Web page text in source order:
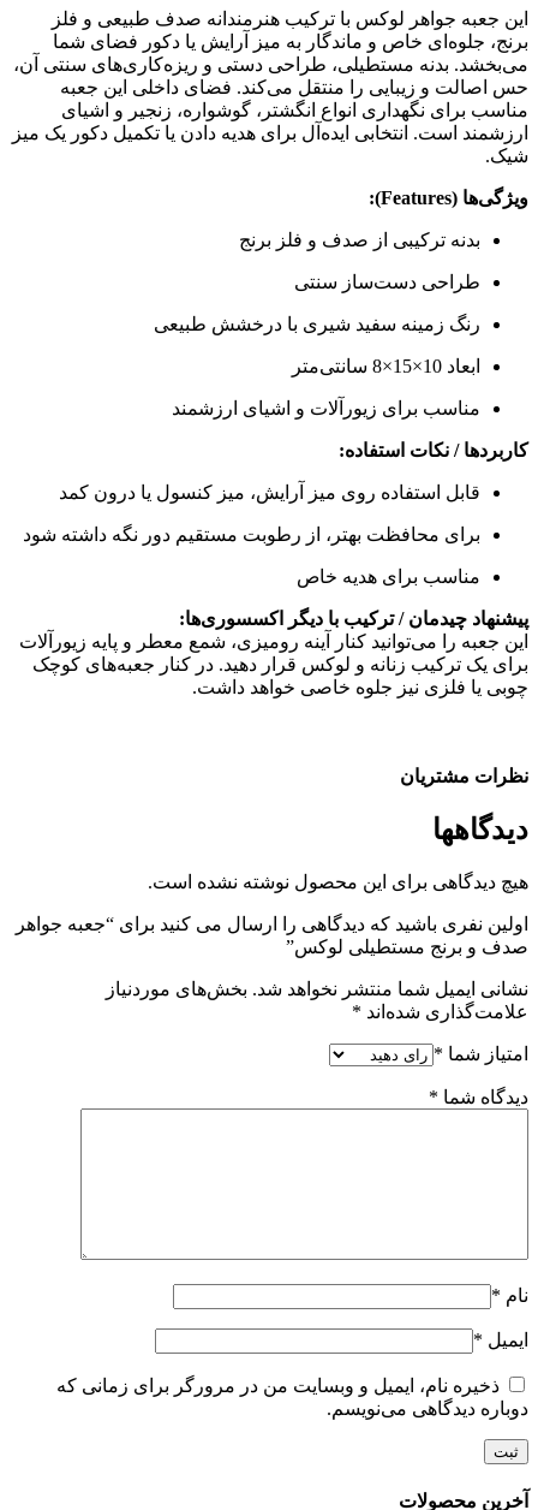
این جعبه جواهر لوکس با ترکیب هنرمندانه صدف طبیعی و فلز
برنج، جلوه‌ای خاص و ماندگار به میز آرایش یا دکور فضای شما
می‌بخشد. بدنه مستطیلی، طراحی دستی و ریزه‌کاری‌های سنتی آن،
حس اصالت و زیبایی را منتقل می‌کند. فضای داخلی این جعبه
مناسب برای نگهداری انواع انگشتر، گوشواره، زنجیر و اشیای
ارزشمند است. انتخابی ایده‌آل برای هدیه دادن یا تکمیل دکور یک میز
شیک.
ویژگی‌ها (Features):
بدنه ترکیبی از صدف و فلز برنج
طراحی دست‌ساز سنتی
رنگ زمینه سفید شیری با درخشش طبیعی
ابعاد 10×15×8 سانتی‌متر
مناسب برای زیورآلات و اشیای ارزشمند
کاربردها / نکات استفاده:
قابل استفاده روی میز آرایش، میز کنسول یا درون کمد
برای محافظت بهتر، از رطوبت مستقیم دور نگه داشته شود
مناسب برای هدیه خاص
پیشنهاد چیدمان / ترکیب با دیگر اکسسوری‌ها:
این جعبه را می‌توانید کنار آینه رومیزی، شمع معطر و پایه زیورآلات
برای یک ترکیب زنانه و لوکس قرار دهید. در کنار جعبه‌های کوچک
چوبی یا فلزی نیز جلوه خاصی خواهد داشت.
نظرات مشتریان
دیدگاهها
هیچ دیدگاهی برای این محصول نوشته نشده است.
اولین نفری باشید که دیدگاهی را ارسال می کنید برای “جعبه جواهر
صدف و برنج مستطیلی لوکس”
نشانی ایمیل شما منتشر نخواهد شد. بخش‌های موردنیاز
علامت‌گذاری شده‌اند *
امتیاز شما *
دیدگاه شما *
نام *
ایمیل *
ذخیره نام، ایمیل و وبسایت من در مرورگر برای زمانی که
دوباره دیدگاهی می‌نویسم.
آخرین محصولات